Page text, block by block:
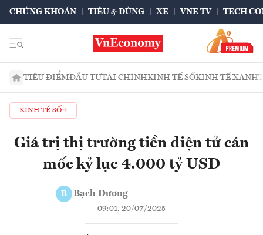
CHỨNG KHOÁN TIÊU & DÙNG XE VNE TV TECH
TIÊU ĐIỂMĐẦU TƯTÀI CHÍNHKINH TẾ SỐKINH TẾ XANH
KINH TẾ SỐ
Giá trị thị trường tiền điện tử cán
mốc kỷ lục 4.000 tỷ USD
B Bạch Dương
09:01, 20/07/2025